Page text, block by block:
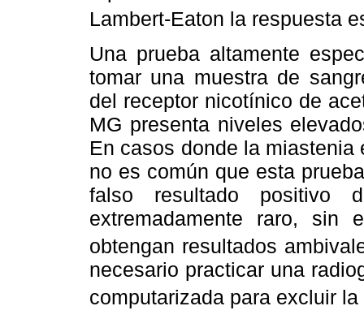
Lambert-Eaton la respuesta
Una prueba altamente
tomar una muestra de
del receptor nicotínico de
MG presenta niveles
En casos donde la
no es común que esta
falso resultado positivo
extremadamente raro, sin
obtengan resultados
necesario practicar una
computarizada para excluir